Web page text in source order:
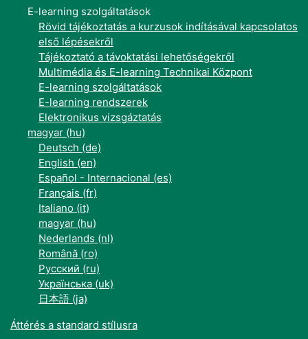
E-learning szolgáltatások
Rövid tájékoztatás a kurzusok indításával kapcsolatos
első lépésekről
Tájékoztató a távoktatási lehetőségekről
Multimédia és E-learning Technikai Központ
E-learning szolgáltatások
E-learning rendszerek
Elektronikus vizsgáztatás
magyar ‎(hu)‎
Deutsch ‎(de)‎
English ‎(en)‎
Español - Internacional ‎(es)‎
Français ‎(fr)‎
Italiano ‎(it)‎
magyar ‎(hu)‎
Nederlands ‎(nl)‎
Română ‎(ro)‎
Русский ‎(ru)‎
Українська ‎(uk)‎
日本語 ‎(ja)‎
Áttérés a standard stílusra